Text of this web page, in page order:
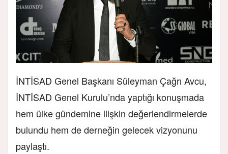
İNTİSAD Genel Başkanı Süleyman Çağrı Avcu,
İNTİSAD Genel Kurulu’nda yaptığı konuşmada
hem ülke gündemine ilişkin değerlendirmelerde
bulundu hem de derneğin gelecek vizyonunu
paylaştı.